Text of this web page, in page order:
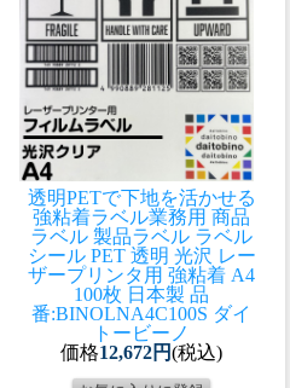
透明PETで下地を活かせる
強粘着ラベル業務用 商品
ラベル 製品ラベル ラベル
シール PET 透明 光沢 レー
ザープリンタ用 強粘着 A4
100枚 日本製 品
番:BINOLNA4C100S ダイ
トービーノ
価格12,672円(税込)